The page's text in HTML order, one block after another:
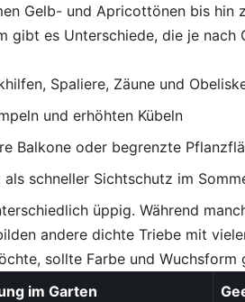
Gelb- und Apricottönen bis hin
gibt es Unterschiede, die je
Spaliere, Zäune und
und erhöhten Kübeln
Balkone oder begrenzte
als schneller Sichtschutz im
üppig. Während
andere dichte Triebe mit
sollte Farbe und Wuchsform
im Garten